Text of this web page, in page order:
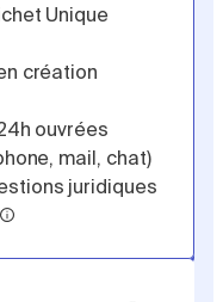
Unique
création
ouvrées
mail, chat)
juridiques